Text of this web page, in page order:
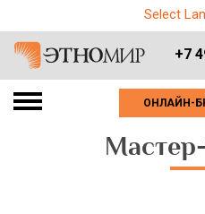
Select
+7
ОНЛАЙН-